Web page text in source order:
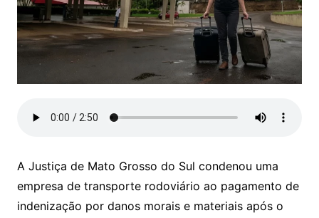
A Justiça de Mato Grosso do Sul condenou uma
empresa de transporte rodoviário ao pagamento de
indenização por danos morais e materiais após o